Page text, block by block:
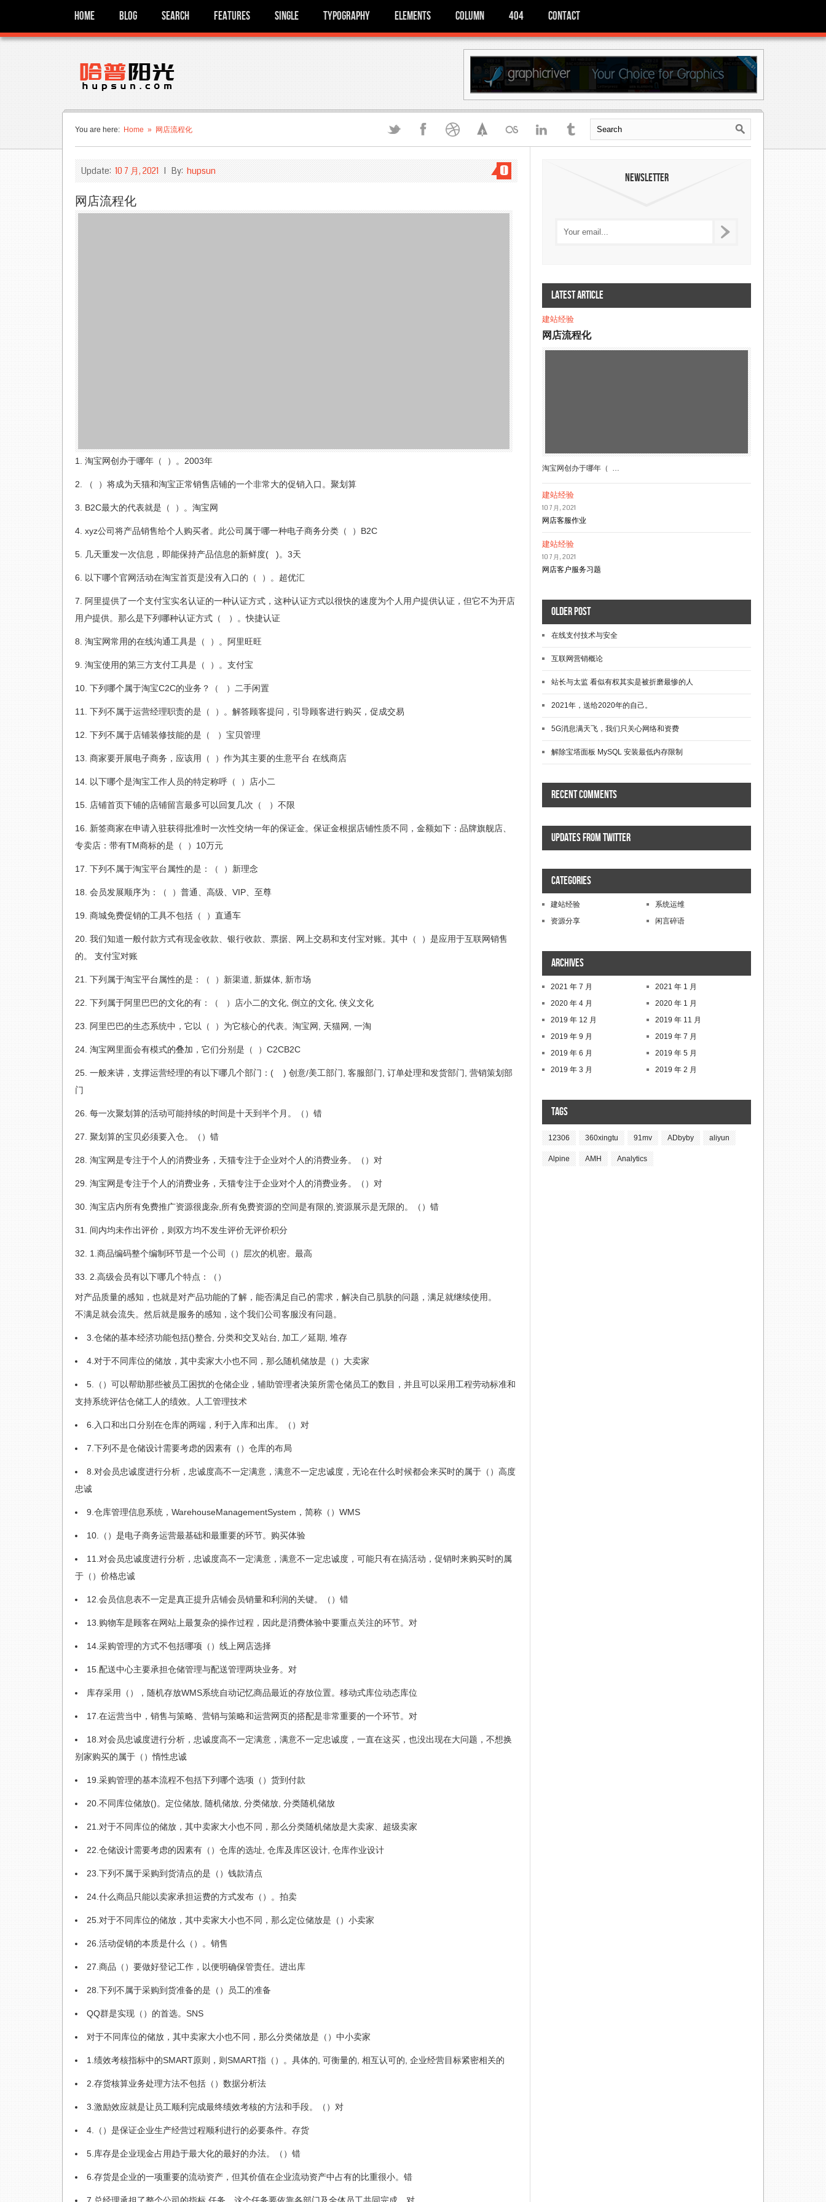
Home Blog Search Features Single Typography Elements Column 404 Contact
You are here: Home » 网店流程化
Update:10 7 月, 2021I By:hupsun 0
网店流程化
淘宝网创办于哪年（ ）。2003年
（ ）将成为天猫和淘宝正常销售店铺的一个非常大的促销入口。聚划算
B2C最大的代表就是（ ）。淘宝网
xyz公司将产品销售给个人购买者。此公司属于哪一种电子商务分类（ ）B2C
几天重发一次信息，即能保持产品信息的新鲜度( )。3天
以下哪个官网活动在淘宝首页是没有入口的（ ）。超优汇
阿里提供了一个支付宝实名认证的一种认证方式，这种认证方式以很快的速度为个人用户提供认证，但它不为开店
用户提供。那么是下列哪种认证方式（ ）。快捷认证
淘宝网常用的在线沟通工具是（ ）。阿里旺旺
淘宝使用的第三方支付工具是（ ）。支付宝
下列哪个属于淘宝C2C的业务？（ ）二手闲置
下列不属于运营经理职责的是（ ）。解答顾客提问，引导顾客进行购买，促成交易
下列不属于店铺装修技能的是（ ）宝贝管理
商家要开展电子商务，应该用（ ）作为其主要的生意平台 在线商店
以下哪个是淘宝工作人员的特定称呼（ ）店小二
店铺首页下铺的店铺留言最多可以回复几次（ ）不限
新签商家在申请入驻获得批准时一次性交纳一年的保证金。保证金根据店铺性质不同，金额如下：品牌旗舰店、
专卖店：带有TM商标的是（ ）10万元
下列不属于淘宝平台属性的是：（ ）新理念
会员发展顺序为：（ ）普通、高级、VIP、至尊
商城免费促销的工具不包括（ ）直通车
我们知道一般付款方式有现金收款、银行收款、票据、网上交易和支付宝对账。其中（ ）是应用于互联网销售
的。 支付宝对账
下列属于淘宝平台属性的是：（ ）新渠道, 新媒体, 新市场
下列属于阿里巴巴的文化的有：（ ）店小二的文化, 倒立的文化, 侠义文化
阿里巴巴的生态系统中，它以（ ）为它核心的代表。淘宝网, 天猫网, 一淘
淘宝网里面会有模式的叠加，它们分别是（ ）C2CB2C
一般来讲，支撑运营经理的有以下哪几个部门：( ) 创意/美工部门, 客服部门, 订单处理和发货部门, 营销策划部
门
每一次聚划算的活动可能持续的时间是十天到半个月。（）错
聚划算的宝贝必须要入仓。（）错
淘宝网是专注于个人的消费业务，天猫专注于企业对个人的消费业务。（）对
淘宝网是专注于个人的消费业务，天猫专注于企业对个人的消费业务。（）对
淘宝店内所有免费推广资源很庞杂,所有免费资源的空间是有限的,资源展示是无限的。（）错
间内均未作出评价，则双方均不发生评价无评价积分
1.商品编码整个编制环节是一个公司（）层次的机密。最高
2.高级会员有以下哪几个特点：（）
对产品质量的感知，也就是对产品功能的了解，能否满足自己的需求，解决自己肌肤的问题，满足就继续使用。
不满足就会流失。然后就是服务的感知，这个我们公司客服没有问题。
3.仓储的基本经济功能包括()整合, 分类和交叉站台, 加工／延期, 堆存
4.对于不同库位的储放，其中卖家大小也不同，那么随机储放是（）大卖家
5.（）可以帮助那些被员工困扰的仓储企业，辅助管理者决策所需仓储员工的数目，并且可以采用工程劳动标准和
支持系统评估仓储工人的绩效。人工管理技术
6.入口和出口分别在仓库的两端，利于入库和出库。（）对
7.下列不是仓储设计需要考虑的因素有（）仓库的布局
8.对会员忠诚度进行分析，忠诚度高不一定满意，满意不一定忠诚度，无论在什么时候都会来买时的属于（）高度
忠诚
9.仓库管理信息系统，WarehouseManagementSystem，简称（）WMS
10.（）是电子商务运营最基础和最重要的环节。购买体验
11.对会员忠诚度进行分析，忠诚度高不一定满意，满意不一定忠诚度，可能只有在搞活动，促销时来购买时的属
于（）价格忠诚
12.会员信息表不一定是真正提升店铺会员销量和利润的关键。（）错
13.购物车是顾客在网站上最复杂的操作过程，因此是消费体验中要重点关注的环节。对
14.采购管理的方式不包括哪项（）线上网店选择
15.配送中心主要承担仓储管理与配送管理两块业务。对
库存采用（），随机存放WMS系统自动记忆商品最近的存放位置。移动式库位动态库位
17.在运营当中，销售与策略、营销与策略和运营网页的搭配是非常重要的一个环节。对
18.对会员忠诚度进行分析，忠诚度高不一定满意，满意不一定忠诚度，一直在这买，也没出现在大问题，不想换
别家购买的属于（）惰性忠诚
19.采购管理的基本流程不包括下列哪个选项（）货到付款
20.不同库位储放()。定位储放, 随机储放, 分类储放, 分类随机储放
21.对于不同库位的储放，其中卖家大小也不同，那么分类随机储放是大卖家、超级卖家
22.仓储设计需要考虑的因素有（）仓库的选址, 仓库及库区设计, 仓库作业设计
23.下列不属于采购到货清点的是（）钱款清点
24.什么商品只能以卖家承担运费的方式发布（）。拍卖
25.对于不同库位的储放，其中卖家大小也不同，那么定位储放是（）小卖家
26.活动促销的本质是什么（）。销售
27.商品（）要做好登记工作，以便明确保管责任。进出库
28.下列不属于采购到货准备的是（）员工的准备
QQ群是实现（）的首选。SNS
对于不同库位的储放，其中卖家大小也不同，那么分类储放是（）中小卖家
1.绩效考核指标中的SMART原则，则SMART指（）。具体的, 可衡量的, 相互认可的, 企业经营目标紧密相关的
2.存货核算业务处理方法不包括（）数据分析法
3.激励效应就是让员工顺利完成最终绩效考核的方法和手段。（）对
4.（）是保证企业生产经营过程顺利进行的必要条件。存货
5.库存是企业现金占用趋于最大化的最好的办法。（）错
6.存货是企业的一项重要的流动资产，但其价值在企业流动资产中占有的比重很小。错
Newsletter
Latest article
建站经验
网店流程化
淘宝网创办于哪年（ …
建站经验
10 7 月, 2021
网店客服作业
建站经验
10 7 月, 2021
网店客户服务习题
Older post
在线支付技术与安全
互联网营销概论
站长与太监 看似有权其实是被折磨最惨的人
2021年，送给2020年的自己。
5G消息满天飞，我们只关心网络和资费
解除宝塔面板 MySQL 安装最低内存限制
Recent comments
Updates from twitter
Categories
建站经验
系统运维
资源分享
闲言碎语
Archives
2021 年 7 月
2021 年 1 月
2020 年 4 月
2020 年 1 月
2019 年 12 月
2019 年 11 月
2019 年 9 月
2019 年 7 月
2019 年 6 月
2019 年 5 月
2019 年 3 月
2019 年 2 月
Tags
12306 360xingtu 91mv ADbyby aliyun
Alpine AMH Analytics